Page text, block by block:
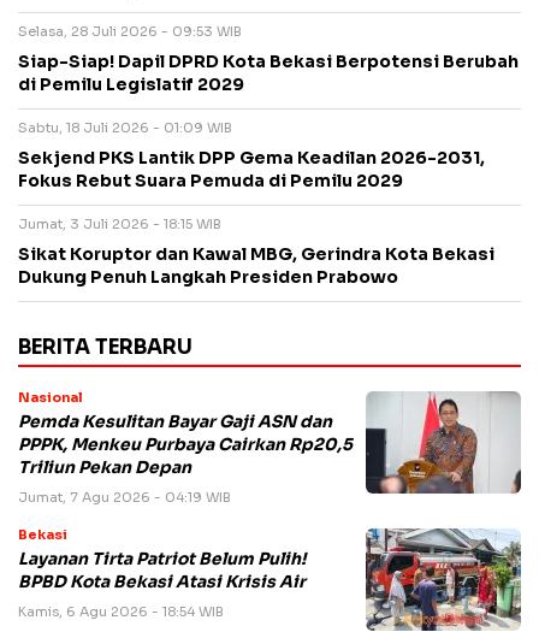
Selasa, 28 Juli 2026 - 09:53 WIB
Siap-Siap! Dapil DPRD Kota Bekasi Berpotensi Berubah
di Pemilu Legislatif 2029
Sabtu, 18 Juli 2026 - 01:09 WIB
Sekjend PKS Lantik DPP Gema Keadilan 2026-2031,
Fokus Rebut Suara Pemuda di Pemilu 2029
Jumat, 3 Juli 2026 - 18:15 WIB
Sikat Koruptor dan Kawal MBG, Gerindra Kota Bekasi
Dukung Penuh Langkah Presiden Prabowo
BERITA TERBARU
Nasional
Pemda Kesulitan Bayar Gaji ASN dan
PPPK, Menkeu Purbaya Cairkan Rp20,5
Triliun Pekan Depan
Jumat, 7 Agu 2026 - 04:19 WIB
Bekasi
Layanan Tirta Patriot Belum Pulih!
BPBD Kota Bekasi Atasi Krisis Air
Kamis, 6 Agu 2026 - 18:54 WIB